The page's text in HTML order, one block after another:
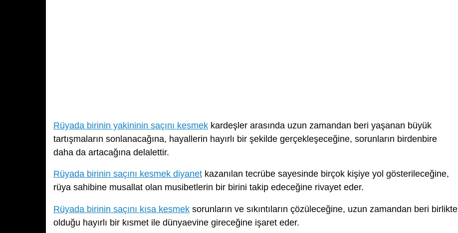
Rüyada birinin yakininin saçını kesmek kardeşler arasında uzun zamandan beri yaşanan büyük
tartışmaların sonlanacağına, hayallerin hayırlı bir şekilde gerçekleşeceğine, sorunların birdenbire
daha da artacağına delalettir.
Rüyada birinin saçını kesmek diyanet kazanılan tecrübe sayesinde birçok kişiye yol gösterileceğine,
rüya sahibine musallat olan musibetlerin bir birini takip edeceğine rivayet eder.
Rüyada birinin saçını kısa kesmek sorunların ve sıkıntıların çözüleceğine, uzun zamandan beri birlikte
olduğu hayırlı bir kısmet ile dünyaevine gireceğine işaret eder.